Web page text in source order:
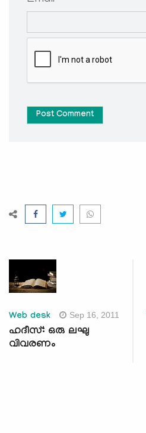
Post Comment
Web desk Sep 16, 2011
ഹദീസ്: ഒരു ലഘു
വിവരണം